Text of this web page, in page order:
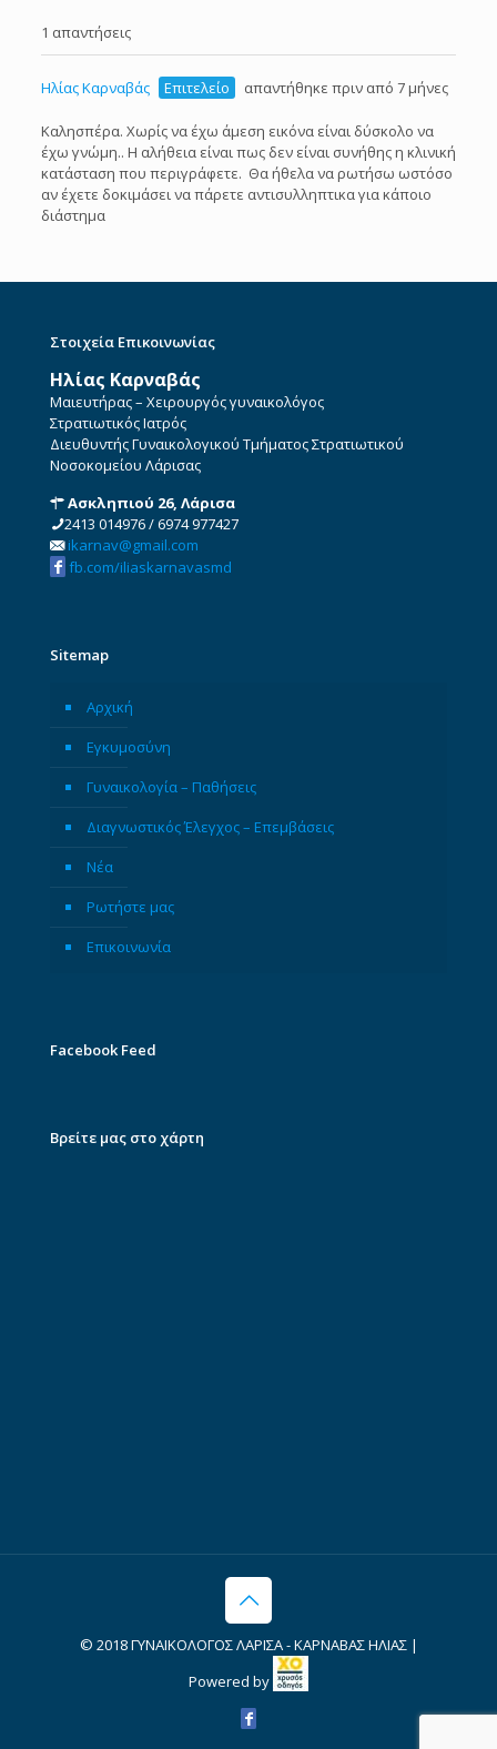
1 απαντήσεις
Ηλίας Καρναβάς Επιτελείο απαντήθηκε πριν από 7 μήνες
Καλησπέρα. Χωρίς να έχω άμεση εικόνα είναι δύσκολο να
έχω γνώμη.. Η αλήθεια είναι πως δεν είναι συνήθης η κλινική
κατάσταση που περιγράφετε. Θα ήθελα να ρωτήσω ωστόσο
αν έχετε δοκιμάσει να πάρετε αντισυλληπτικα για κάποιο
διάστημα
Στοιχεία Επικοινωνίας
Ηλίας Καρναβάς
Μαιευτήρας – Χειρουργός γυναικολόγος
Στρατιωτικός Ιατρός
Διευθυντής Γυναικολογικού Τμήματος Στρατιωτικού
Νοσοκομείου Λάρισας
Ασκληπιού 26, Λάρισα
2413 014976/6974 977427
ikarnav@gmail.com
fb.com/iliaskarnavasmd
Sitemap
Αρχική
Εγκυμοσύνη
Γυναικολογία – Παθήσεις
Διαγνωστικός Έλεγχος – Επεμβάσεις
Νέα
Ρωτήστε μας
Επικοινωνία
Facebook Feed
Βρείτε μας στο χάρτη
© 2018 ΓΥΝΑΙΚΟΛΟΓΟΣ ΛΑΡΙΣΑ - ΚΑΡΝΑΒΑΣ ΗΛΙΑΣ |
Powered by